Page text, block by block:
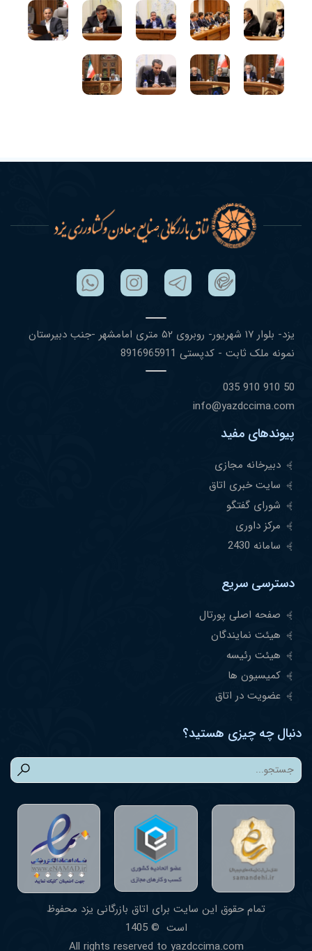
یزد- بلوار ١٧ شهریور- روبروی ۵٢ متری امامشهر -جنب دبیرستان
نمونه ملک ثابت - کدپستی 8916965911
50 910 910 035
info@yazdccima.com
پیوندهای مفید
دبیرخانه مجازی
سایت خبری اتاق
شورای گفتگو
مرکز داوری
سامانه 2430
دسترسی سریع
صفحه اصلی پورتال
هیئت نمایندگان
هیئت رئیسه
کمیسیون ها
عضویت در اتاق
دنبال چه چیزی هستید؟
طراحی
All rights reserved to yazdccima.com
تمام حقوق این سایت برای اتاق بازرگانی یزد محفوظ
است © 1405